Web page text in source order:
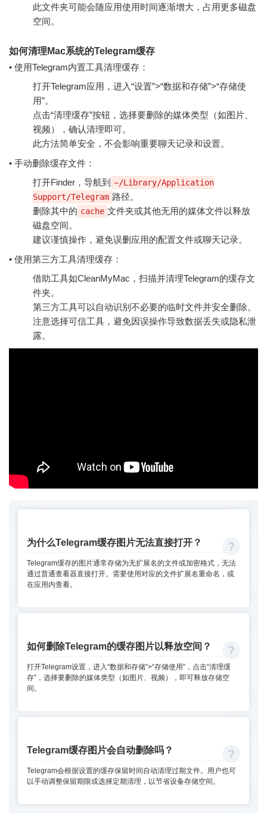
此文件夹可能会随应用使用时间逐渐增大，占用更多磁盘
空间。
如何清理Mac系统的Telegram缓存
• 使用Telegram内置工具清理缓存：
打开Telegram应用，进入“设置”>“数据和存储”>“存储使
用”。
点击“清理缓存”按钮，选择要删除的媒体类型（如图片、
视频），确认清理即可。
此方法简单安全，不会影响重要聊天记录和设置。
• 手动删除缓存文件：
打开Finder，导航到 ~/Library/Application
Support/Telegram 路径。
删除其中的 cache 文件夹或其他无用的媒体文件以释放
磁盘空间。
建议谨慎操作，避免误删应用的配置文件或聊天记录。
• 使用第三方工具清理缓存：
借助工具如CleanMyMac，扫描并清理Telegram的缓存文
件夹。
第三方工具可以自动识别不必要的临时文件并安全删除。
注意选择可信工具，避免因误操作导致数据丢失或隐私泄
露。
为什么Telegram缓存图片无法直接打开？
Telegram缓存的图片通常存储为无扩展名的文件或加密格式，无法
通过普通查看器直接打开。需要使用对应的文件扩展名重命名，或
在应用内查看。
如何删除Telegram的缓存图片以释放空间？
打开Telegram设置，进入“数据和存储”>“存储使用”，点击“清理缓
存”，选择要删除的媒体类型（如图片、视频），即可释放存储空
间。
Telegram缓存图片会自动删除吗？
Telegram会根据设置的缓存保留时间自动清理过期文件。用户也可
以手动调整保留期限或选择定期清理，以节省设备存储空间。